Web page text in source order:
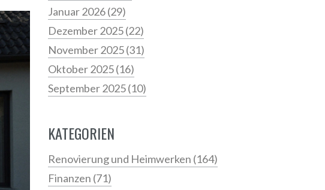
Januar 2026(29)
Dezember 2025(22)
November 2025(31)
Oktober 2025(16)
September 2025(10)
KATEGORIEN
Renovierung und Heimwerken (164)
Finanzen (71)